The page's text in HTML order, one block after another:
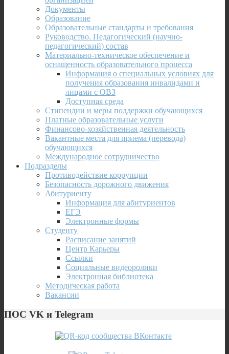
Документы
Образование
Образовательные стандарты и требования
Руководство. Педагогический (научно-
педагогический) состав
Материально-техническое обеспечение и
оснащенность образовательного процесса
Информация о специальных условиях для
получения образования инвалидами и
лицами с ОВЗ
Доступная среда
Стипендии и меры поддержки обучающихся
Платные образовательные услуги
Финансово-хозяйственная деятельность
Вакантные места для приема (перевода)
обучающихся
Международное сотрудничество
Подразделы
Противодействие коррупции
Безопасность дорожного движения
Абитуриенту
Информация для абитуриентов
ЕГЭ
Электронные формы
Студенту
Расписание занятий
Центр Карьеры
Ссылки
Социальные видеоролики
Электронная библиотека
Методическая работа
Вакансии
ПОС VK и Telegram